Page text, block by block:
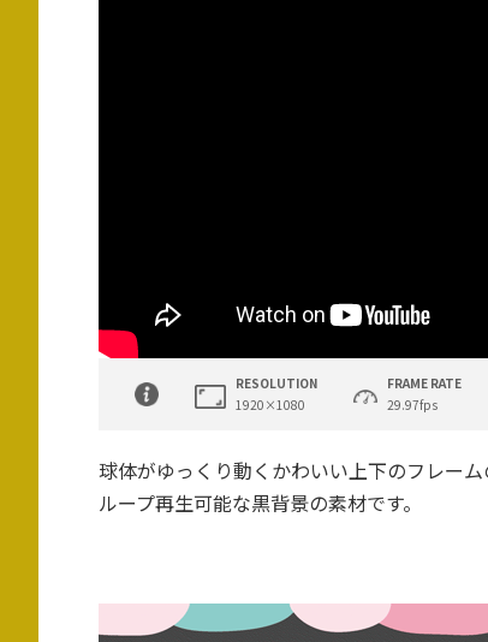
RESOLUTION
1920×1080
FRAME RATE
29.97fps
球体がゆっくり動くかわいい上下のフレーム
ループ再生可能な黒背景の素材です。